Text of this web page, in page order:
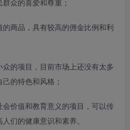
商品，具有较高的佣金比例和利
的项目，目前市场上还没有太多
的特色和风格；
价值和教育意义的项目，可以传
们的健康意识和素养。